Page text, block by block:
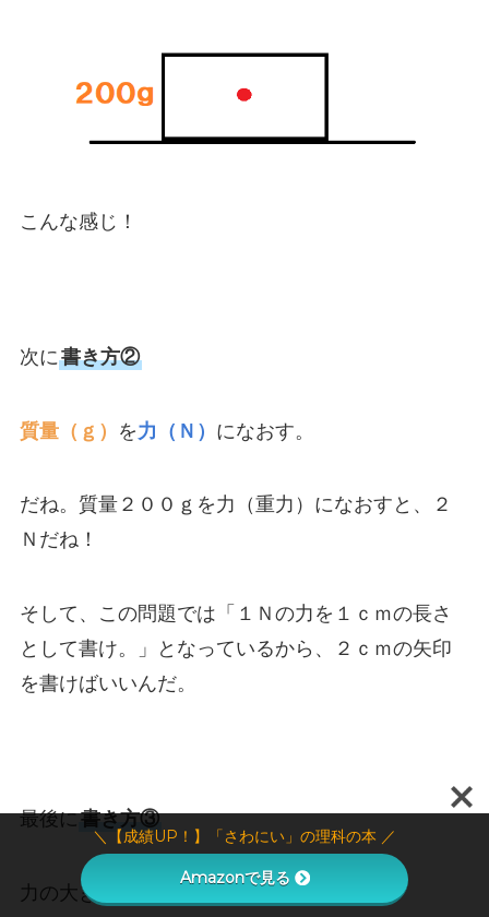
こんな感じ！
次に書き方②
質量（ｇ） を力（Ｎ） になおす。
だね。質量２００ｇを力（重力）になおすと、２
Ｎだね！
そして、この問題では「１Ｎの力を１ｃｍの長さ
として書け。」となっているから、２ｃｍの矢印
を書けばいいんだ。
最後に書き方③
力の大きさの分、下方向に矢印を書く。
＼【成績UP！】「さわにい」の理科の本 ／
Amazonで見る